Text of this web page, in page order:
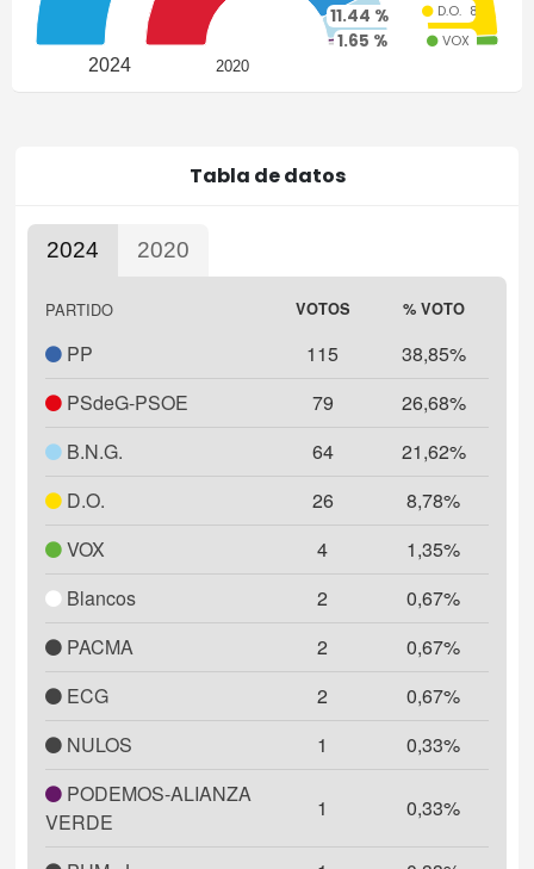
11.44 %
1.68 %
1.65 %
D.O. 8.78%
VOX 1.35%
Highcharts.com
2024 2020
Tabla de datos
2024 2020
PARTIDO VOTOS % VOTO
PP 115
38,85%
PSdeG-PSOE
79
26,68%
B.N.G.
64
21,62%
D.O.
26
8,78%
VOX
4
1,35%
Blancos
2
0,67%
PACMA
2
0,67%
ECG
2
0,67%
NULOS
1
0,33%
PODEMOS-ALIANZA
VERDE
1 0,33%